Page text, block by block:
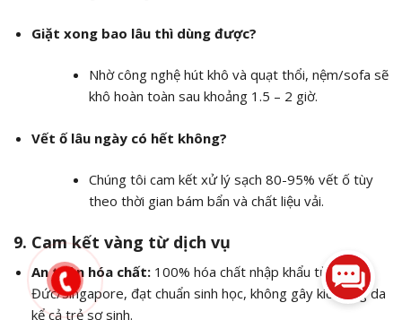
Giặt xong bao lâu thì dùng được?
Nhờ công nghệ hút khô và quạt thổi, nệm/sofa sẽ
khô hoàn toàn sau khoảng 1.5 – 2 giờ.
Vết ố lâu ngày có hết không?
Chúng tôi cam kết xử lý sạch 80-95% vết ố tùy
theo thời gian bám bẩn và chất liệu vải.
9. Cam kết vàng từ dịch vụ
An toàn hóa chất:100% hóa chất nhập khẩu từ
Đức/Singapore, đạt chuẩn sinh học, không gây kích ứng da
kể cả trẻ sơ sinh.